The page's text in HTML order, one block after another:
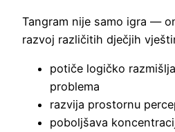
Tangram nije samo igra —
razvoj različitih dječjih
potiče logičko
problema
razvija prostornu
poboljšava